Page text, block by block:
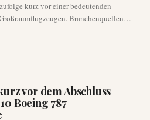
kurz vor einer bedeutenden
Branchenquellen
Ankündigung bereits auf der
Fokus der Fluggesellschaft auf die
vor dem Abschluss
Boeing 787